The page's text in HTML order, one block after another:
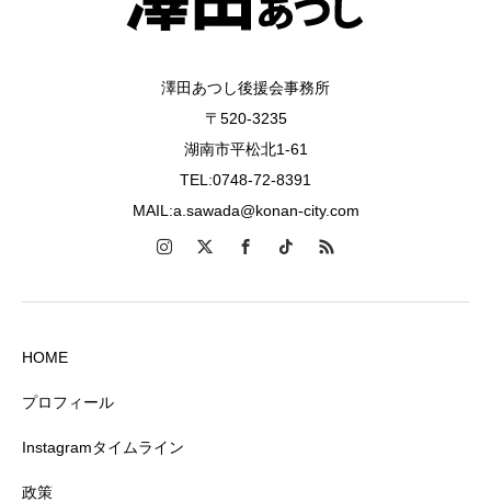
澤田あつし後援会事務所
〒520-3235
湖南市平松北1-61
TEL:0748-72-8391
MAIL:a.sawada@konan-city.com
HOME
プロフィール
Instagramタイムライン
政策